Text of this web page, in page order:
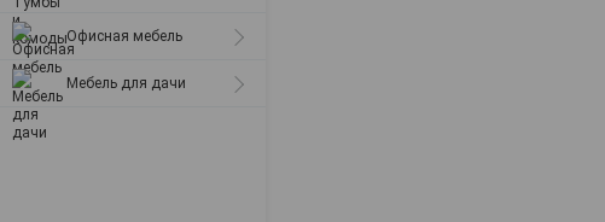
Офисная мебель
Мебель для дачи